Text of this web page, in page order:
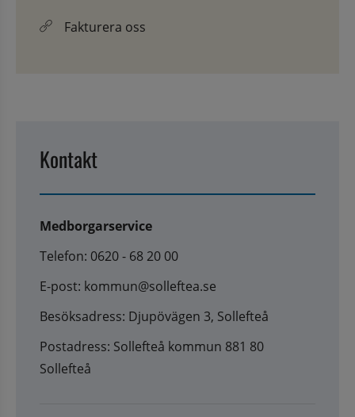
Fakturera oss
Kontakt
Medborgarservice
Telefon: 0620 - 68 20 00
E-post: kommun@solleftea.se
Besöksadress: Djupövägen 3, Sollefteå
Postadress: Sollefteå kommun 881 80
Sollefteå